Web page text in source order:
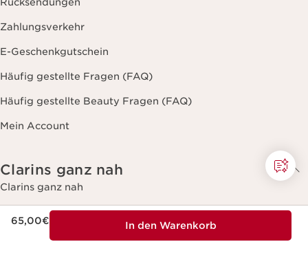
65,00€ In den Warenkorb
Zahlungsverkehr
E-Geschenkgutschein
Häufig gestellte Fragen (FAQ)
Häufig gestellte Beauty Fragen (FAQ)
Mein Account
Clarins ganz nah
Clarins ganz nah
Über Groupe Clarins
Rückverfolgbarkeit